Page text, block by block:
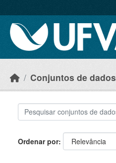
Conjuntos de dados
Ordenar por